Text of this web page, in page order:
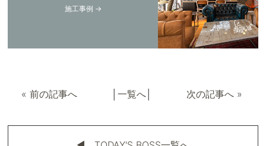
施工事例 →
« 前の記事へ 一覧へ│ 次の記事へ»